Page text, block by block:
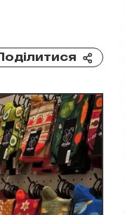
Поділитися